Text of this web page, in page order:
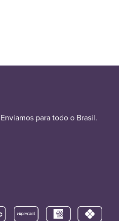
Enviamos para todo o Brasil.